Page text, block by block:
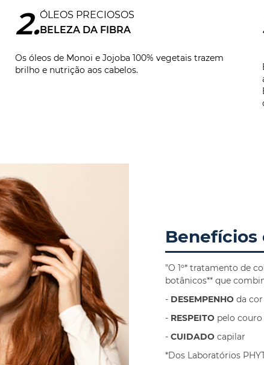
2
ÓLEOS PRECIOSOS
BELEZA DA FIBRA
Os óleos de Monoi e Jojoba 100% vegetais trazem
brilho e nutrição aos cabelos.
Benefícios
"O 1º* tratamento de
botânicos** que
- DESEMPENHO da cor
- RESPEITO pelo
- CUIDADO capilar
*Dos Laboratórios